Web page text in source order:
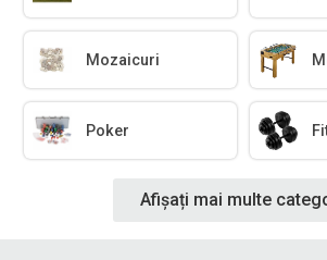
Mozaicuri
Poker
Afișați mai multe